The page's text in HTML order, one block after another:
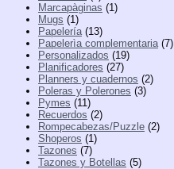
Marcapàginas (1)
Mugs (1)
Papelería (13)
Papelerìa complementaria (7)
Personalizados (19)
Planificadores (27)
Planners y cuadernos (2)
Poleras y Polerones (3)
Pymes (11)
Recuerdos (2)
Rompecabezas/Puzzle (2)
Shoperos (1)
Tazones (7)
Tazones y Botellas (5)